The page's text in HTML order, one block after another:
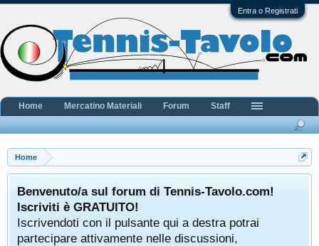
Entra o Registrati
Home
Benvenuto/a sul forum di Tennis-Tavolo.com!
Iscriviti è GRATUITO!
Iscrivendoti con il pulsante qui a destra potrai
partecipare attivamente nelle discussioni,
Home Mercatino Materiali Forum Staff